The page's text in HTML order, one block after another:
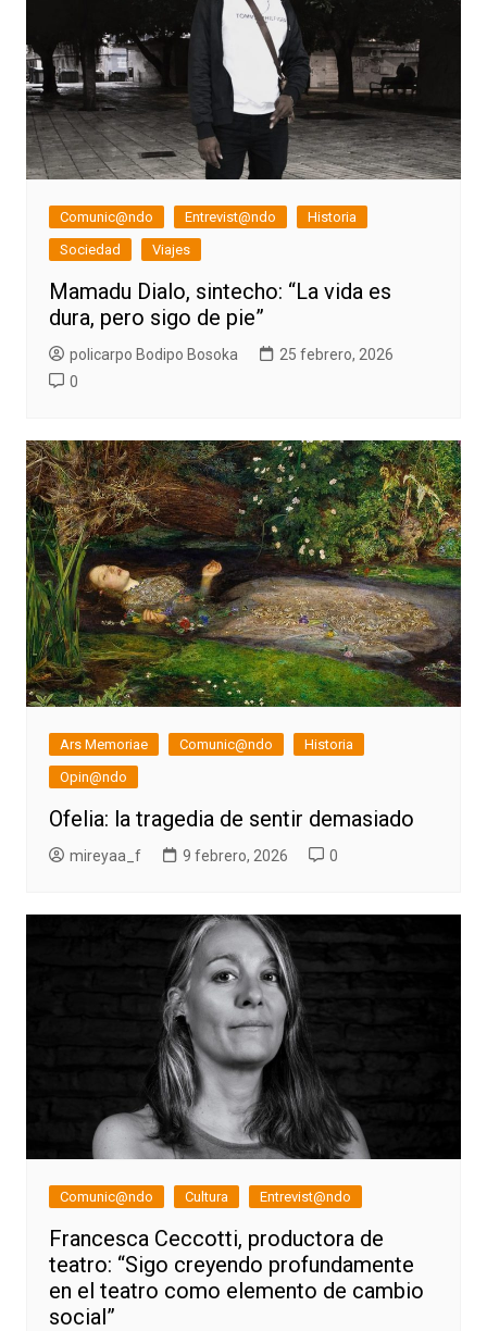
Comunic@ndo Entrevist@ndo
Historia
Sociedad
Viajes
Mamadu Dialo, sintecho: “La vida es
dura, pero sigo de pie”
policarpo Bodipo Bosoka
25 febrero, 2026
0
Ars Memoriae Comunic@ndo
Historia
Opin@ndo
Ofelia: la tragedia de sentir demasiado
mireyaa_f 9 febrero, 2026 0
Comunic@ndo Cultura Entrevist@ndo
Francesca Ceccotti, productora de
teatro: “Sigo creyendo profundamente
en el teatro como elemento de cambio
social”